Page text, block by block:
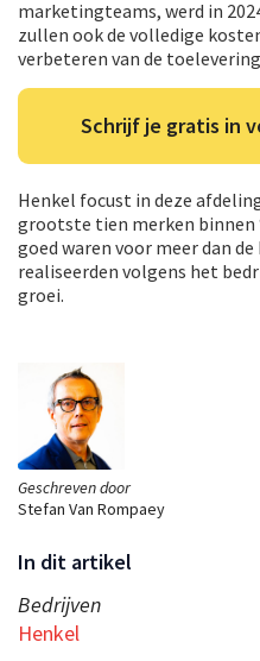
Geschreven door
Stefan Van Rompaey
In dit artikel
Bedrijven
Henkel
marketingteams, werd in
zullen ook de volledige
verbeteren van de
Schrijf je gratis in
Henkel focust in deze
grootste tien merken binnen
goed waren voor meer dan
realiseerden volgens het
groei.